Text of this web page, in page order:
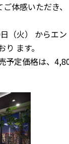
体感いただき
（火） からエ
ます。
予定価格は、